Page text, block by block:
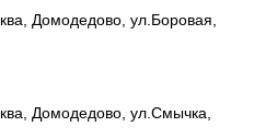
Домодедово, ул.Боровая,
Домодедово, ул.Смычка,